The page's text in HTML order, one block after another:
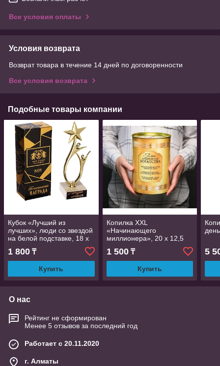
Все условия оплаты
Условия возврата
Возврат товара в течение 14 дней по договоренности
Все условия возврата
Подобные товары компании
Кубок «Лучший из
лучших», люди со звездой
на белой подставке, 18 х
5,5 х 5,5 см
1 800 ₸
Купить
Копилка XXL
«Начинающего
миллионера», 20 х 12,5
1 500₸
Купить
5
О нас
Рейтинг не сформирован
Менее 5 отзывов за последний год
Работает с 20.11.2020
г. Алматы